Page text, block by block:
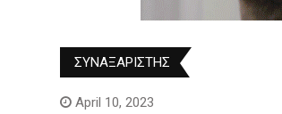
ΣΥΝΑΞΑΡΙΣΤΗΣ
April 10, 2023